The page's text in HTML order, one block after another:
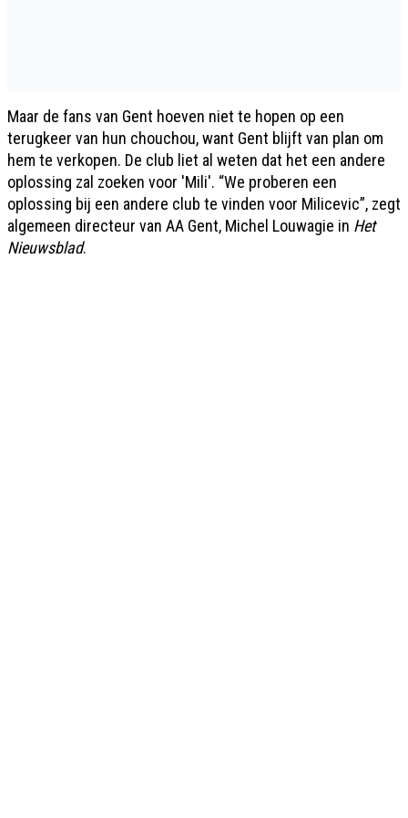
Maar de fans van Gent hoeven niet te hopen op een
terugkeer van hun chouchou, want Gent blijft van plan om
hem te verkopen. De club liet al weten dat het een andere
oplossing zal zoeken voor 'Mili'. “We proberen een
oplossing bij een andere club te vinden voor Milicevic”, zegt
algemeen directeur van AA Gent, Michel Louwagie in Het
Nieuwsblad.